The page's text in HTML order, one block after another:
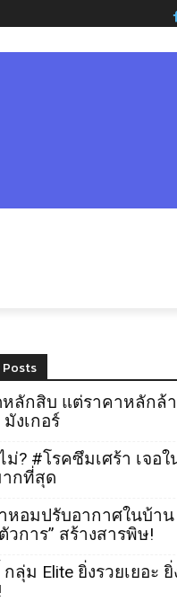
Posts
ลักสิบ แต่ราคาหลักล้
งเกอร์
ม่? #โรคซึมเศร้า เจอ
กที่สุด
หอมปรับอากาศในบ้า
วการ” สร้างสารพิษ!
ลุ่ม Elite ยิ่งรวยเยอะ